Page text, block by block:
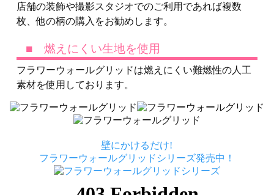
店舗の装飾や撮影スタジオでのご利用であれば複数
枚、他の柄の購入をお勧めします。
■ 燃えにくい生地を使用
フラワーウォールグリッドは燃えにくい難燃性の人工
素材を使用しております。
壁にかけるだけ!
フラワーウォールグリッドシリーズ発売中！